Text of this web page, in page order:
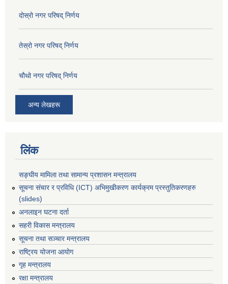
दोस्रो नगर परिषद् निर्णय
तेस्रो नगर परिषद् निर्णय
चौथो नगर परिषद् निर्णय
अन्य लेखहरू
लिंक
सङ्घीय मामिला तथा सामान्य प्रशासन मन्त्रालय
सूचना संचार र प्रविधि (ICT) अभिमुखीकरण कार्यक्रम प्रस्तुतिकरणहरु
(slides)
अनलाइन घटना दर्ता
सहरी विकास मन्त्रालय
सूचना तथा सञ्चार मन्त्रालय
राष्ट्रिय योजना आयोग
गृह मन्त्रालय
रक्षा मन्त्रालय